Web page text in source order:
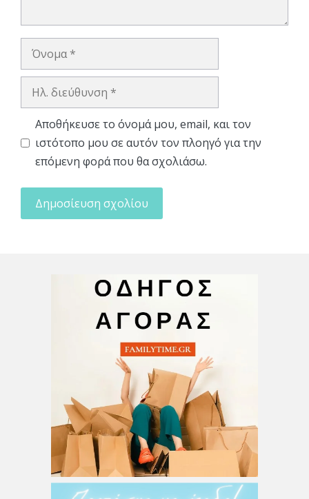
Όνομα
Ηλ.
Αποθήκευσε το όνομά μου, email, και τον
ιστότοπο μου σε αυτόν τον πλοηγό για την
επόμενη φορά που θα σχολιάσω.